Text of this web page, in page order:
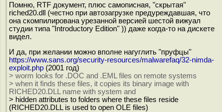
Помню, RTF документ, плюс самописная, "скрытая"
riched20.dll (честно при автозагрузке предуреждавшая, что
она скомпилирована урезанной версией шестой вижуал
студии типа "Introductory Edition" )) даже когда-то на дискете
видел.
И да, при желании можно вполне нагуглить "пруфцы"
https://www.sans.org/security-resources/malwarefaq/32-nimda-
exploit.php (2001 год)
> worm looks for .DOC and .EML files on remote systems
> when it finds these files, it copies its binary image with
RICHED20.DLL name with system and
> hidden attributes to folders where these files reside
(RICHED20.DLL is used to open OLE files)